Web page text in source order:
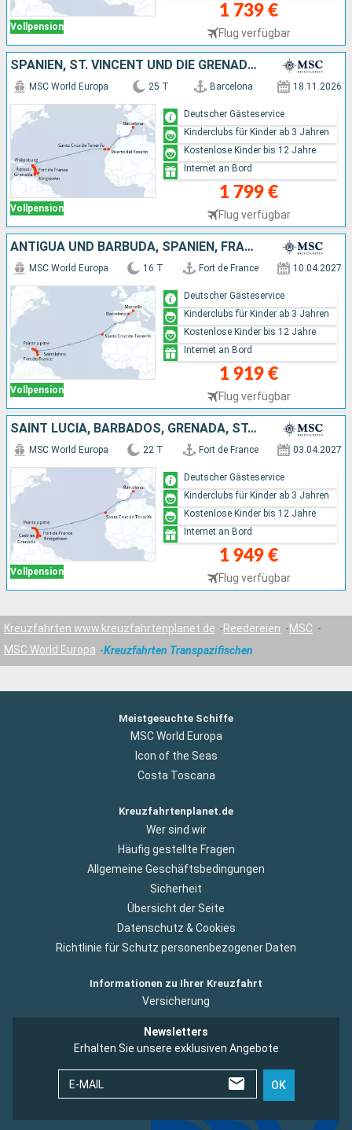
Vollpension
1 739 €
Flug verfügbar
SPANIEN, ST. VINCENT UND DIE GRENADINEN, BARBADOS, GRENADA, ANTIGUA UND BARBUDA, DOMINICA
Vollpension
MSC World Europa 25 T Barcelona 18.11.2026
1 799 €
Flug verfügbar
Deutscher Gästeservice
Kinderclubs für Kinder ab 3 Jahren
Kostenlose Kinder bis 12 Jahre
Internet an Bord
ANTIGUA UND BARBUDA, SPANIEN, FRANKREICH
Vollpension
MSC World Europa 16 T Fort de France 10.04.2027
1 919 €
Flug verfügbar
Deutscher Gästeservice
Kinderclubs für Kinder ab 3 Jahren
Kostenlose Kinder bis 12 Jahre
Internet an Bord
SAINT LUCIA, BARBADOS, GRENADA, ST. VINCENT UND DIE GRENADINEN, ANTIGUA UND BARBUDA, SPANIEN
Vollpension
MSC World Europa 22 T Fort de France 03.04.2027
1 949 €
Flug verfügbar
Deutscher Gästeservice
Kinderclubs für Kinder ab 3 Jahren
Kostenlose Kinder bis 12 Jahre
Internet an Bord
Kreuzfahrten www.kreuzfahrtenplanet.de Reedereien
MSC
MSC World Europa
Kreuzfahrten Transpazifischen
Meistgesuchte Schiffe
MSC World Europa
Icon of the Seas
Costa Toscana
Kreuzfahrtenplanet.de
Wer sind wir
Häufig gestellte Fragen
Allgemeine Geschäftsbedingungen
Sicherheit
Übersicht der Seite
Datenschutz & Cookies
Richtlinie für Schutz personenbezogener Daten
Informationen zu Ihrer Kreuzfahrt
Versicherung
Newsletters
Erhalten Sie unsere exklusiven Angebote
E-MAIL OK